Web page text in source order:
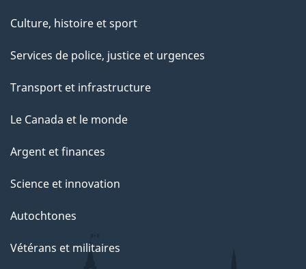
Culture, histoire et sport
Services de police, justice et urgences
Transport et infrastructure
Le Canada et le monde
Argent et finances
Science et innovation
Autochtones
Vétérans et militaires